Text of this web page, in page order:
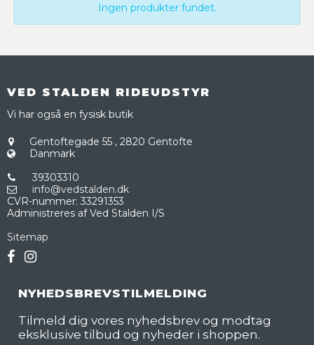
Ingen produkter fundet.
VED STALDEN RIDEUDSTYR
Vi har også en fysisk butik
Gentoftegade 55 , 2820 Gentofte
Danmark
39303310
info@vedstalden.dk
CVR-nummer: 33291353
Administreres af Ved Stalden I/S
Sitemap
NYHEDSBREVSTILMELDING
Tilmeld dig vores nyhedsbrev og modtag
eksklusive tilbud og nyheder i shoppen.